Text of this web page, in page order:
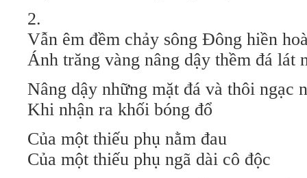
2.
Vẫn êm đềm chảy sông Đông hiền
Ánh trăng vàng nâng dậy thềm đá lát
Nâng dậy những mặt đá và thôi ngạc
Khi nhận ra khối bóng đổ
Của một thiếu phụ nằm đau
Của một thiếu phụ ngã dài cô độc